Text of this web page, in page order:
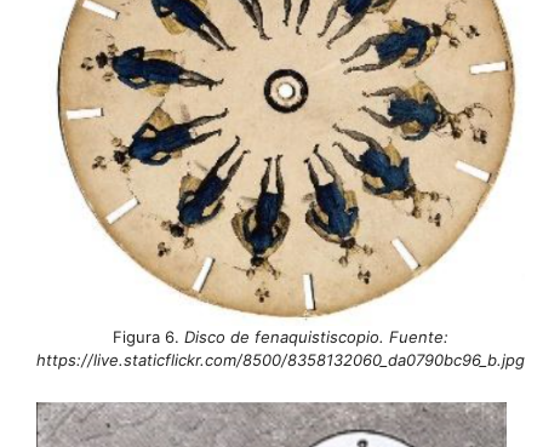
Figura 6. Disco de fenaquistiscopio. Fuente:
https://live.staticflickr.com/8500/8358132060_da0790bc96_b.jpg